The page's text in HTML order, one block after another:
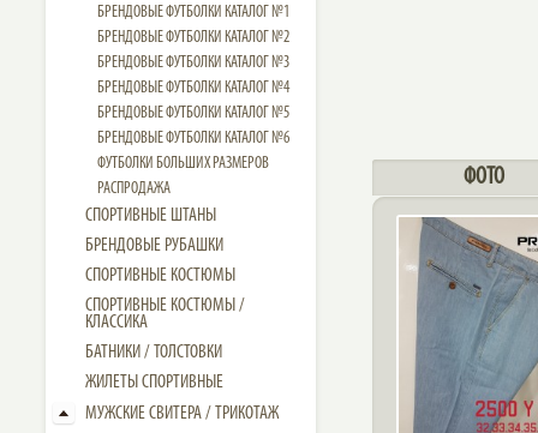
БРЕНДОВЫЕ ФУТБОЛКИ КАТАЛОГ №1
БРЕНДОВЫЕ ФУТБОЛКИ КАТАЛОГ №2
БРЕНДОВЫЕ ФУТБОЛКИ КАТАЛОГ №3
БРЕНДОВЫЕ ФУТБОЛКИ КАТАЛОГ №4
БРЕНДОВЫЕ ФУТБОЛКИ КАТАЛОГ №5
БРЕНДОВЫЕ ФУТБОЛКИ КАТАЛОГ №6
ФУТБОЛКИ БОЛЬШИХ РАЗМЕРОВ
РАСПРОДАЖА
СПОРТИВНЫЕ ШТАНЫ
БРЕНДОВЫЕ РУБАШКИ
СПОРТИВНЫЕ КОСТЮМЫ
СПОРТИВНЫЕ КОСТЮМЫ /
КЛАССИКА
БАТНИКИ / ТОЛСТОВКИ
ЖИЛЕТЫ СПОРТИВНЫЕ
МУЖСКИЕ СВИТЕРА / ТРИКОТАЖ
ФОТО